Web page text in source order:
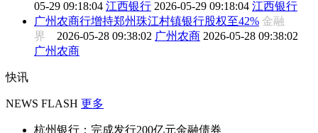
05-29 09:18:04 江西银行 2026-05-29 09:18:04 江西银行
广州农商行增持郑州珠江村镇银行股权至42% 金融
界 2026-05-28 09:38:02 广州农商 2026-05-28 09:38:02
广州农商
快讯
NEWS FLASH 更多
杭州银行：完成发行200亿元金融债券